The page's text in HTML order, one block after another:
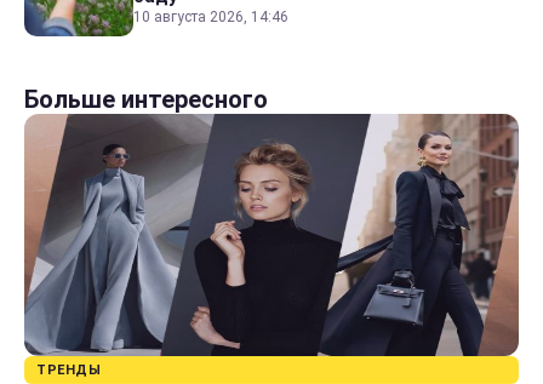
10 августа 2026, 14:46
Больше интересного
ТРЕНДЫ